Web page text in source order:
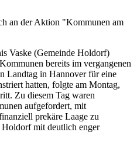
Vaske (Gemeinde Holdorf)
bereits im vergangenen
Landtag in Hannover für eine
hatten, folgte am Montag,
Zu diesem Tag waren
aufgefordert, mit
prekäre Laage zu
mit deutlich enger